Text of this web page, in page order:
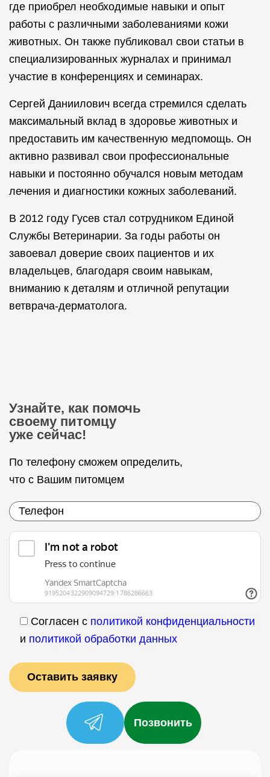
где приобрел необходимые навыки и опыт
работы с различными заболеваниями кожи
животных. Он также публиковал свои статьи в
специализированных журналах и принимал
участие в конференциях и семинарах.
Сергей Даниилович всегда стремился сделать
максимальный вклад в здоровье животных и
предоставить им качественную медпомощь. Он
активно развивал свои профессиональные
навыки и постоянно обучался новым методам
лечения и диагностики кожных заболеваний.
В 2012 году Гусев стал сотрудником Единой
Службы Ветеринарии. За годы работы он
завоевал доверие своих пациентов и их
владельцев, благодаря своим навыкам,
вниманию к деталям и отличной репутации
ветврача-дерматолога.
Узнайте, как помочь
своему питомцу
уже сейчас!
По телефону сможем определить,
что с Вашим питомцем
Согласен с политикой конфиденциальности
и политикой обработки данных
Позвонить